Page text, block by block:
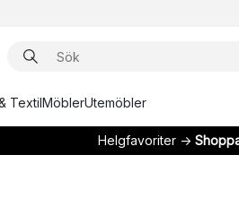
TextilMöblerUtemöbler
Helgfavoriter →